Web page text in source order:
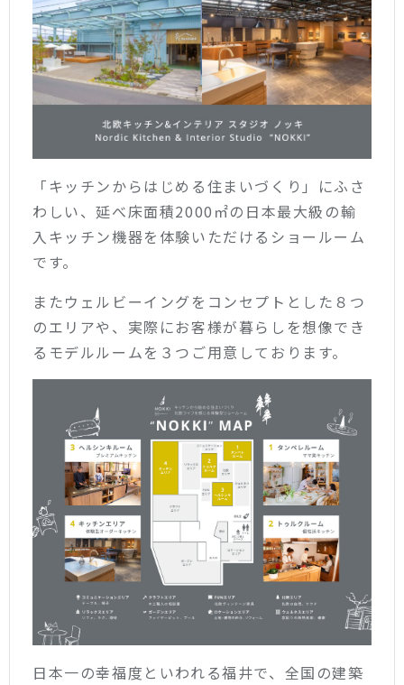
「キッチンからはじめる住まいづくり」にふさ
わしい、延べ床面積2000㎡の日本最大級の輸
入キッチン機器を体験いただけるショールーム
です。
またウェルビーイングをコンセプトとした８つ
のエリアや、実際にお客様が暮らしを想像でき
るモデルルームを３つご用意しております。
日本一の幸福度といわれる福井で、全国の建築